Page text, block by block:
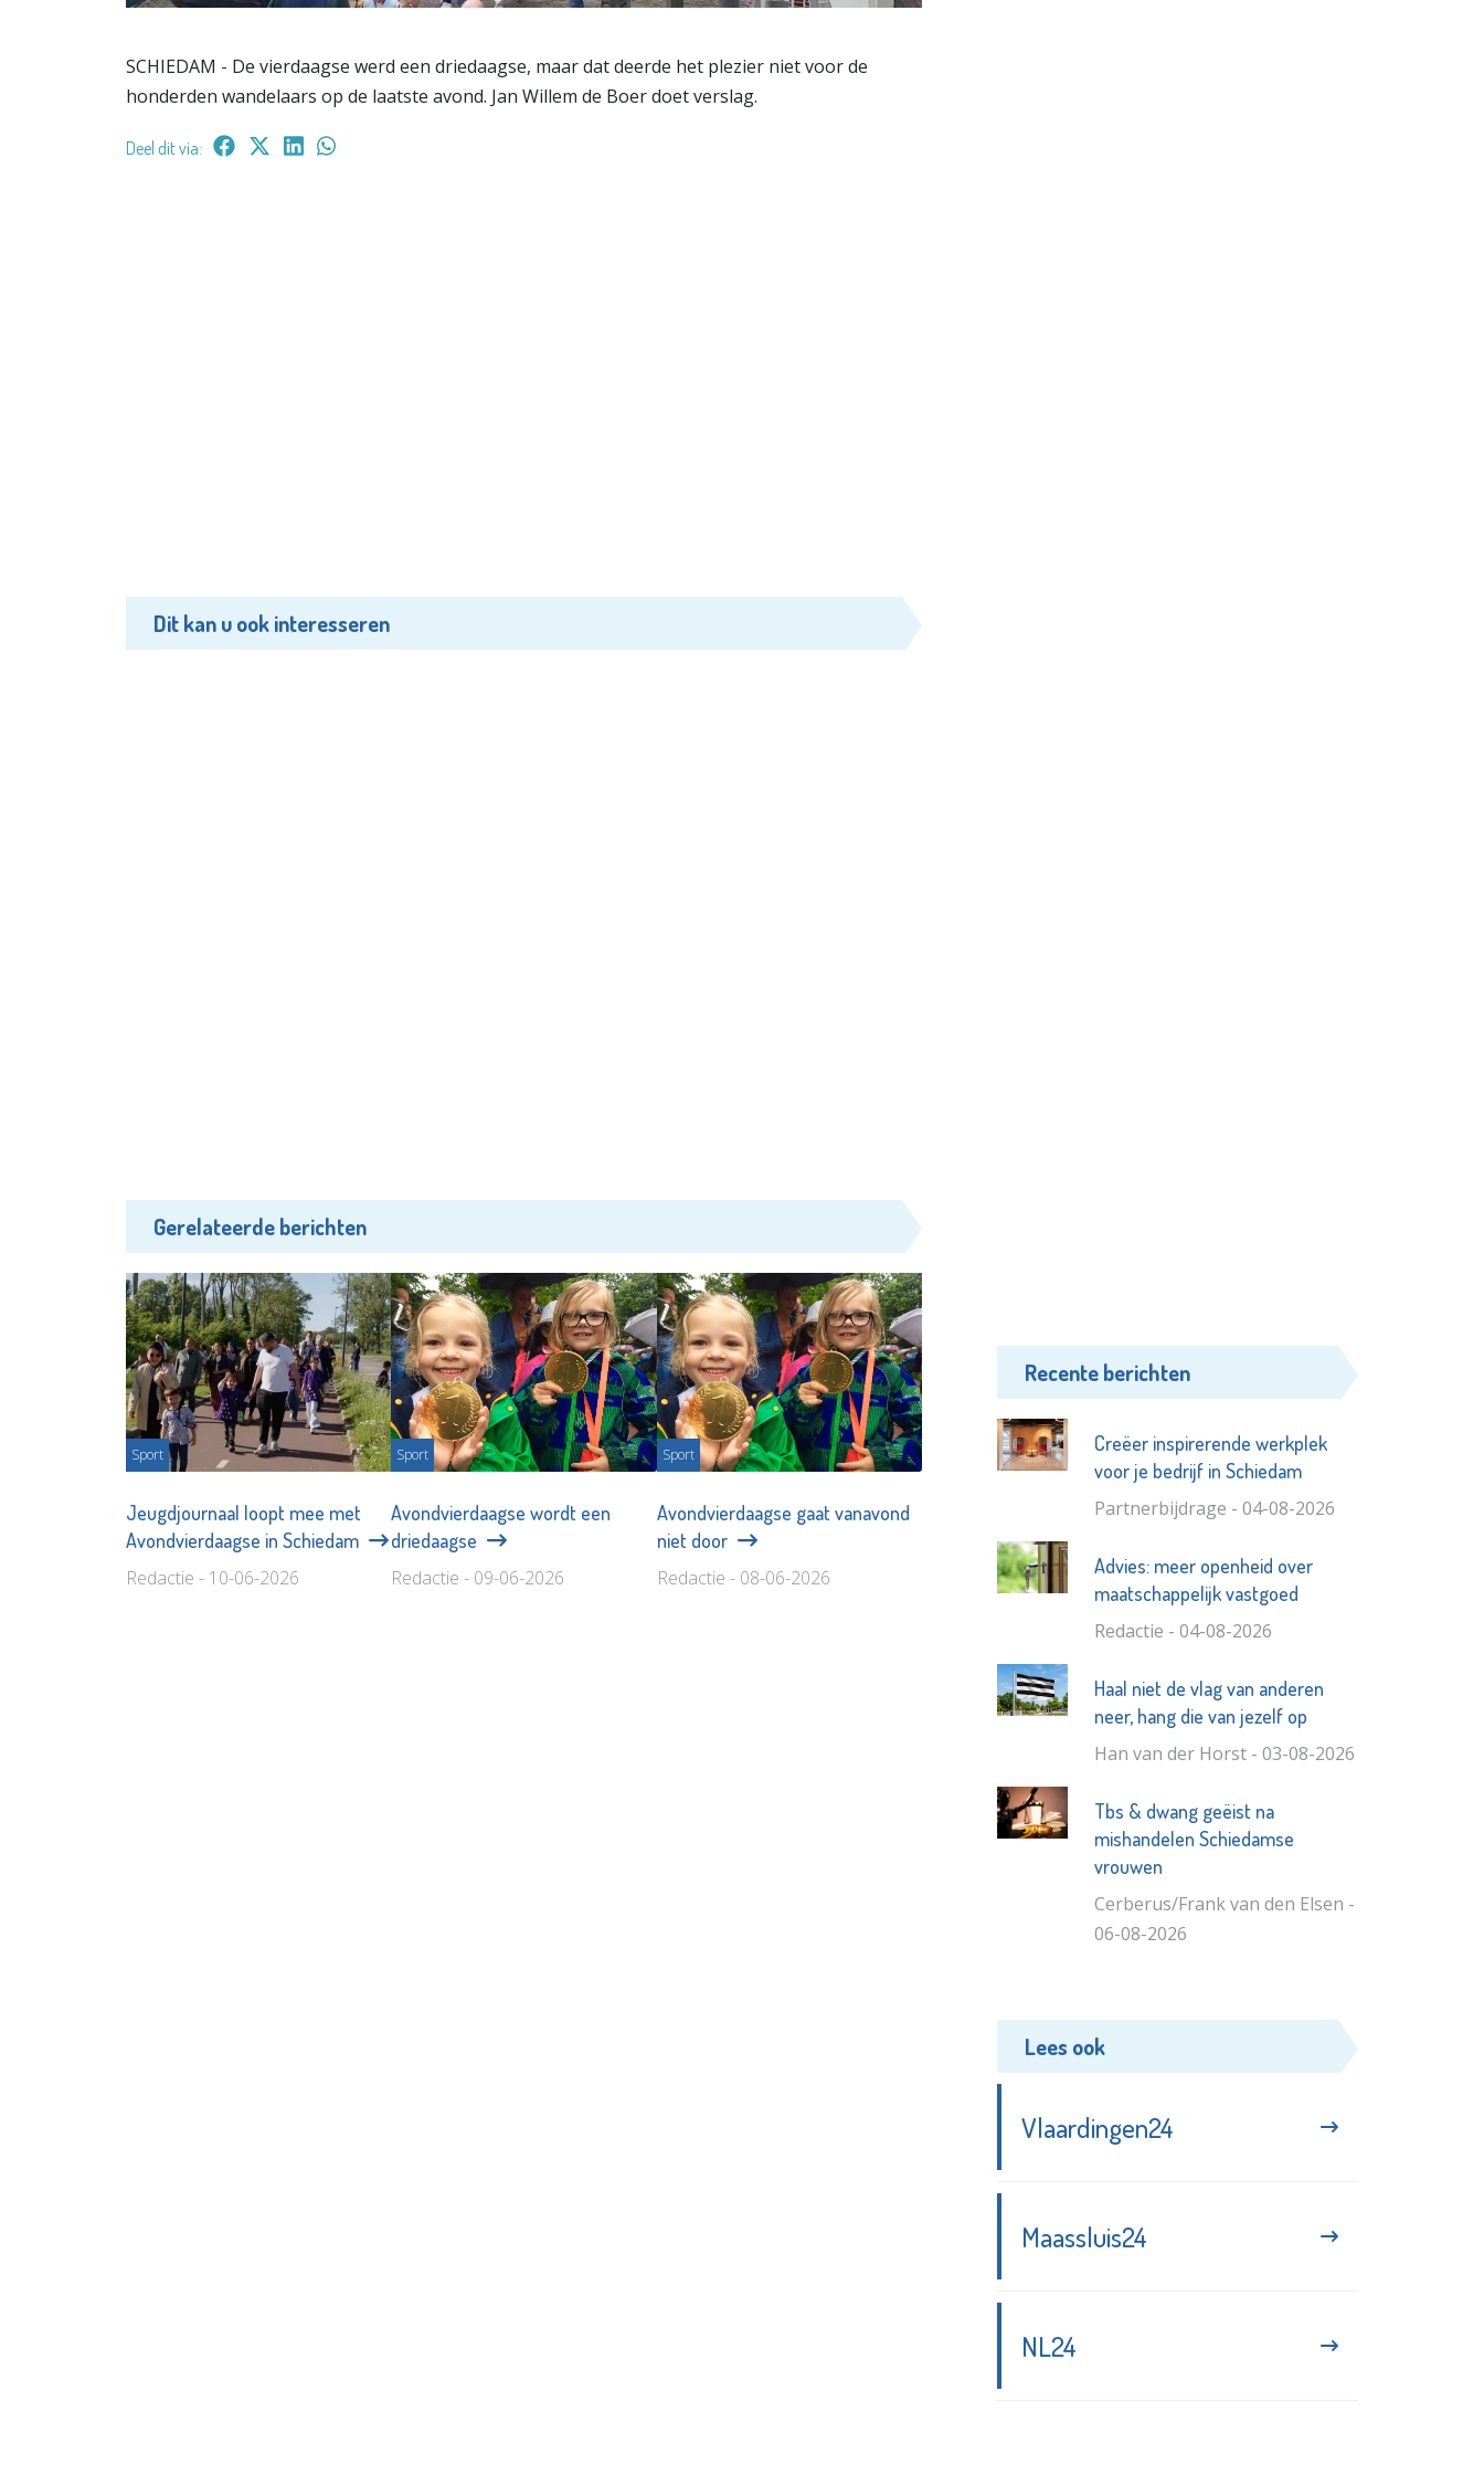
SCHIEDAM - De vierdaagse werd een driedaagse, maar dat deerde het plezier niet voor de
honderden wandelaars op de laatste avond. Jan Willem de Boer doet verslag.
Deel dit via:
Dit kan u ook interesseren
Gerelateerde berichten
Sport
Jeugdjournaal loopt mee met
Avondvierdaagse in Schiedam
Redactie - 10-06-2026
Sport
Avondvierdaagse wordt een
driedaagse
Redactie - 09-06-2026
Sport
Avondvierdaagse gaat vanavond
niet door
Redactie - 08-06-2026
Recente berichten
Creëer inspirerende werkplek
voor je bedrijf in Schiedam
Partnerbijdrage - 04-08-2026
Advies: meer openheid over
maatschappelijk vastgoed
Redactie - 04-08-2026
Haal niet de vlag van anderen
neer, hang die van jezelf op
Han van der Horst - 03-08-2026
Tbs & dwang geëist na
mishandelen Schiedamse
vrouwen
Cerberus/Frank van den Elsen -
06-08-2026
Lees ook
Vlaardingen24
Maassluis24
NL24